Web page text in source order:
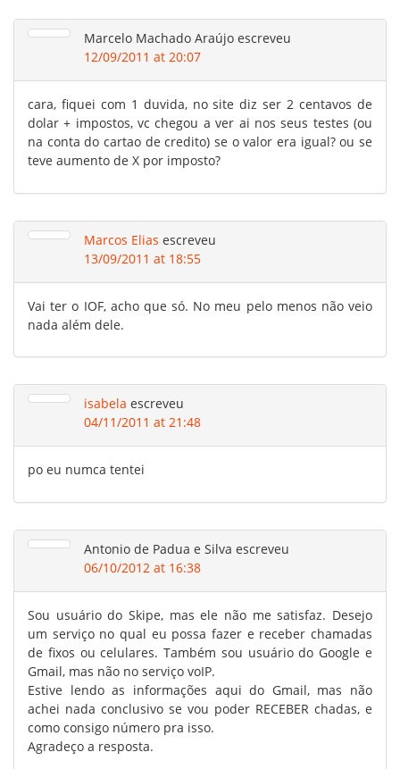
Marcelo Machado Araújo escreveu
12/09/2011 at 20:07
cara, fiquei com 1 duvida, no site diz ser 2 centavos de
dolar + impostos, vc chegou a ver ai nos seus testes (ou
na conta do cartao de credito) se o valor era igual? ou se
teve aumento de X por imposto?
Marcos Elias escreveu
13/09/2011 at 18:55
Vai ter o IOF, acho que só. No meu pelo menos não veio
nada além dele.
isabela escreveu
04/11/2011 at 21:48
po eu numca tentei
Antonio de Padua e Silva escreveu
06/10/2012 at 16:38
Sou usuário do Skipe, mas ele não me satisfaz. Desejo
um serviço no qual eu possa fazer e receber chamadas
de fixos ou celulares. Também sou usuário do Google e
Gmail, mas não no serviço voIP.
Estive lendo as informações aqui do Gmail, mas não
achei nada conclusivo se vou poder RECEBER chadas, e
como consigo número pra isso.
Agradeço a resposta.